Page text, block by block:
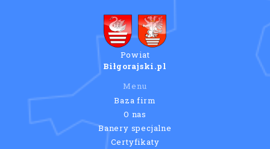
Powiat
Biłgorajski.pl
Menu
Baza firm
O nas
Banery specjalne
Certyfikaty